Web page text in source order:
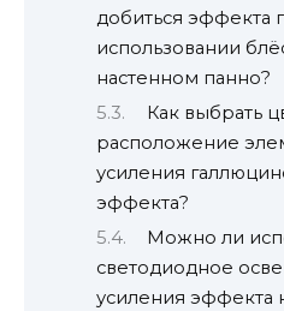
добиться эффекта
использовании
настенном панно?
Как выбрать
расположение
усиления
эффекта?
Можно ли
светодиодное
усиления эффекта